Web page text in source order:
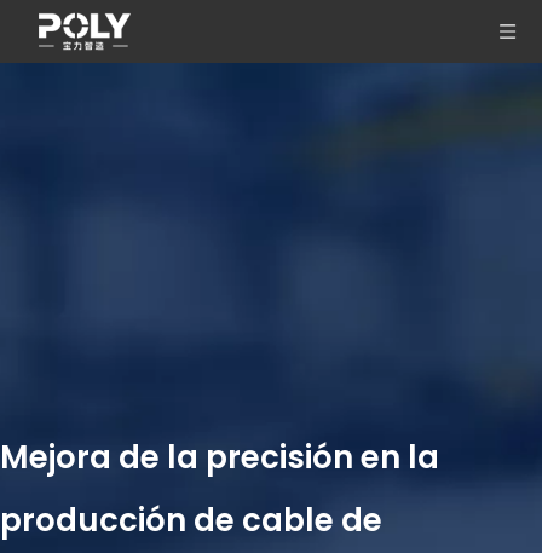
Mejora de la precisión en la
producción de cable de